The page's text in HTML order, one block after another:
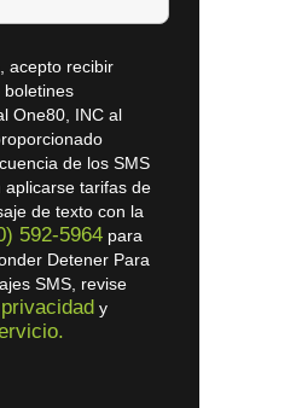
acepto recibir
boletines
One80, INC al
de los SMS
aplicarse tarifas de
de texto con la
592-5964para
Detener Para
SMS, revise
y